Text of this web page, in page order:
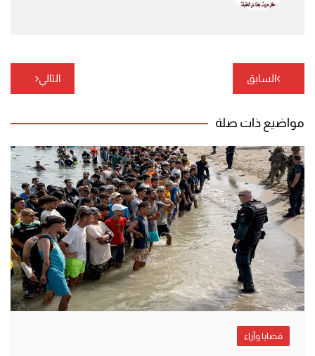
تصفّح
المقالات
السابق التالي
مواضيع ذات صلة
قضايا وآراء